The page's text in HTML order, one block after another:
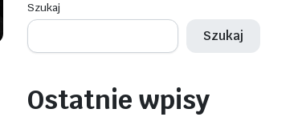
Szukaj
Szukaj
Ostatnie wpisy